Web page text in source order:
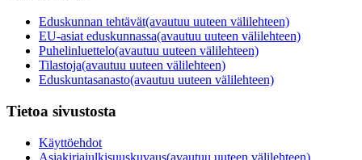
Eduskunnan tehtävät(avautuu uuteen välilehteen)
EU-asiat eduskunnassa(avautuu uuteen välilehteen)
Puhelinluettelo(avautuu uuteen välilehteen)
Tilastoja(avautuu uuteen välilehteen)
Eduskuntasanasto(avautuu uuteen välilehteen)
Tietoa sivustosta
Käyttöehdot
Asiakirjajulkisuuskuvaus(avautuu uuteen välilehteen)